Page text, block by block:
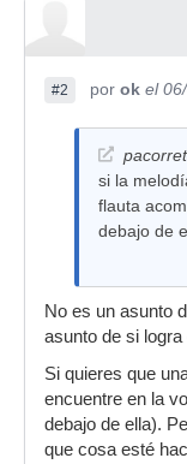
#2 por ok el
si la
flauta
debajo de
No es un asunto
asunto de si
Si quieres que
encuentre en la
debajo de ella).
que cosa esté